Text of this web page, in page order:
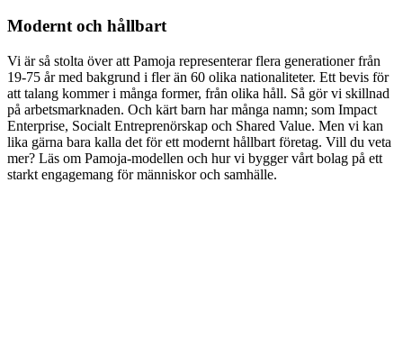
Modernt och hållbart
Vi är så stolta över att Pamoja representerar flera generationer från
19-75 år med bakgrund i fler än 60 olika nationaliteter. Ett bevis för
att talang kommer i många former, från olika håll. Så gör vi skillnad
på arbetsmarknaden. Och kärt barn har många namn; som Impact
Enterprise, Socialt Entreprenörskap och Shared Value. Men vi kan
lika gärna bara kalla det för ett modernt hållbart företag. Vill du veta
mer? Läs om Pamoja-modellen och hur vi bygger vårt bolag på ett
starkt engagemang för människor och samhälle.